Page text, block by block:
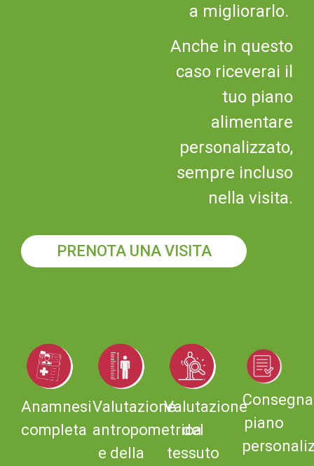
a migliorarlo.
Anche in questo
caso riceverai il
tuo piano
alimentare
personalizzato,
sempre incluso
nella visita.
PRENOTA UNA VISITA
Anamnesi
completa
Valutazione
antropometrica
e della
Valutazione
del
tessuto
Consegna
piano